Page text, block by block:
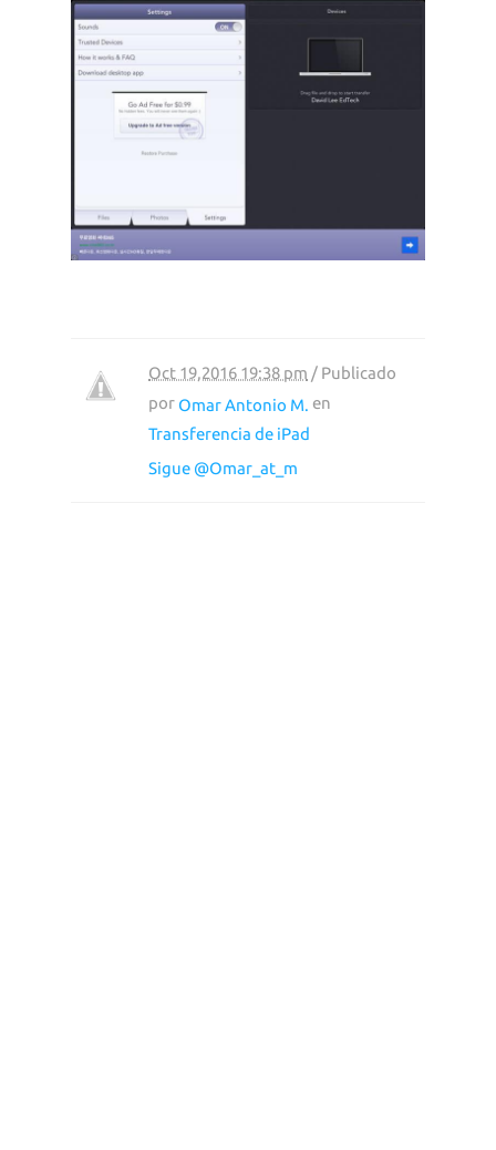
Oct 19,2016 19:38 pm / Publicado
por Omar Antonio M. en
Transferencia de iPad
Sigue @Omar_at_m